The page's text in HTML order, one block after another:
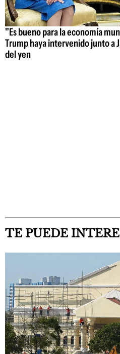
"Es bueno para la economía
Trump haya intervenido junto a
del yen
TE PUEDE